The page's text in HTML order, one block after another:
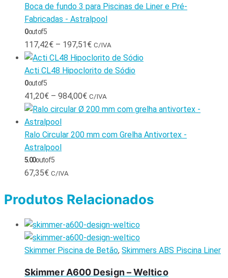
Boca de fundo 3 para Piscinas de Liner e Pré-
Fabricadas - Astralpool
0out of 5
117,42€ – 197,51 € C/IVA
Acti CL48 Hipoclorito de Sódio
0out of 5
41,20€ – 984,00€ C/IVA
Ralo Circular 200 mm com Grelha Antivortex -
Astralpool
5.00out of 5
67,35€ C/IVA
Produtos Relacionados
Skimmer Piscina de Betão, Skimmers ABS Piscina Liner
Skimmer A600 Design – Weltico